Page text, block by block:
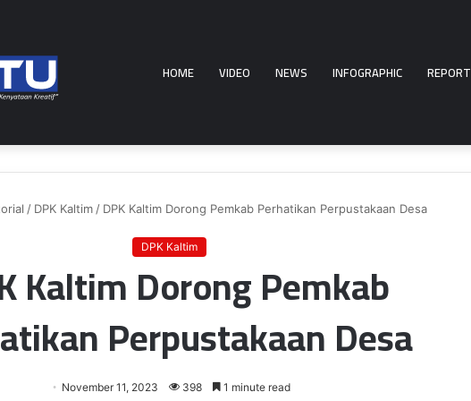
HOME VIDEO NEWS INFOGRAPHIC REPORT
/ DPK Kaltim / DPK Kaltim Dorong Pemkab Perhatikan Perpustakaan Desa
DPK Kaltim
Kaltim Dorong Pemkab
Perpustakaan Desa
November 11, 2023 398 1 minute read